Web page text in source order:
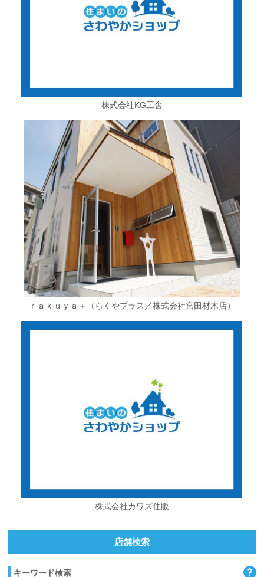
株式会社KG工舎
ｒａｋｕｙａ＋（らくやプラス／株式会社宮田材木店）
株式会社カワズ住販
店舗検索
キーワード検索